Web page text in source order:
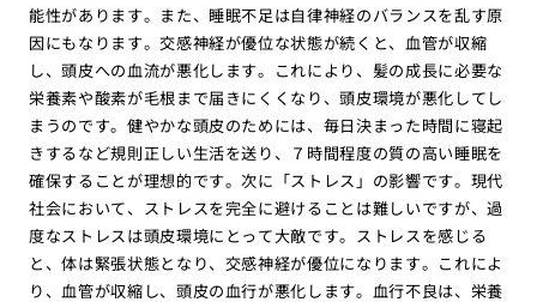
能性があります。また、睡眠不足は自律神経のバランスを乱す原
因にもなります。交感神経が優位な状態が続くと、血管が収縮
し、頭皮への血流が悪化します。これにより、髪の成長に必要な
栄養素や酸素が毛根まで届きにくくなり、頭皮環境が悪化してし
まうのです。健やかな頭皮のためには、毎日決まった時間に寝起
きするなど規則正しい生活を送り、７時間程度の質の高い睡眠を
確保することが理想的です。次に「ストレス」の影響です。現代
社会において、ストレスを完全に避けることは難しいですが、過
度なストレスは頭皮環境にとって大敵です。ストレスを感じる
と、体は緊張状態となり、交感神経が優位になります。これによ
り、血管が収縮し、頭皮の血行が悪化します。血行不良は、栄養